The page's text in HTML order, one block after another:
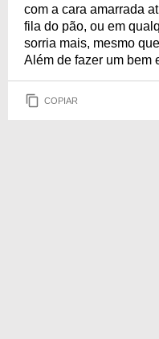
com a cara amarrada
fila do pão, ou em
sorria mais, mesmo
Além de fazer um bem
COPIAR